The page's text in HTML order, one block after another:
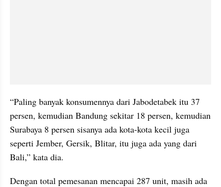
“Paling banyak konsumennya dari Jabodetabek itu 37
persen, kemudian Bandung sekitar 18 persen, kemudian
Surabaya 8 persen sisanya ada kota-kota kecil juga
seperti Jember, Gersik, Blitar, itu juga ada yang dari
Bali,” kata dia.
Dengan total pemesanan mencapai 287 unit, masih ada